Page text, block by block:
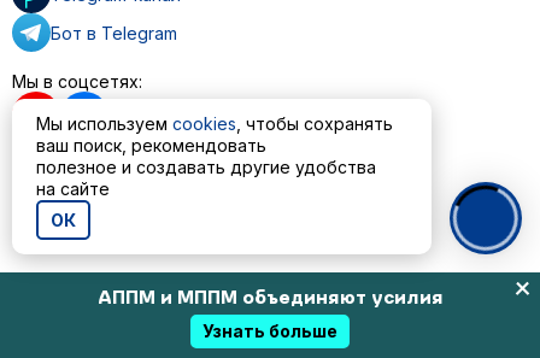
АППМ и МППМ объединяют усилия
Узнать больше
Бот в Telegram
Мы в соцсетях:
Пользовательское соглашение
Политика обработки персональных данных
© ООО «МППМ» 2023—2026
Мы используем cookies , чтобы сохранять
ваш поиск, рекомендовать
полезное и создавать другие удобства
на сайте
ОК